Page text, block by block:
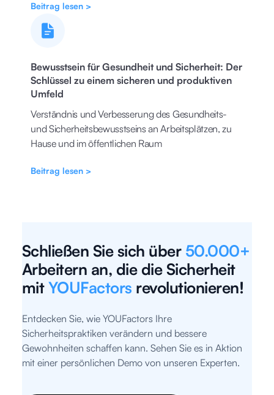
Beitrag lesen >
Bewusstsein für Gesundheit und Sicherheit: Der
Schlüssel zu einem sicheren und produktiven
Umfeld
Verständnis und Verbesserung des Gesundheits-
und Sicherheitsbewusstseins an Arbeitsplätzen, zu
Hause und im öffentlichen Raum
Beitrag lesen >
Schließen Sie sich über 50.000+
Arbeitern an, die die Sicherheit
mitYOUFactors revolutionieren!
Entdecken Sie, wie YOUFactors Ihre
Sicherheitspraktiken verändern und bessere
Gewohnheiten schaffen kann. Sehen Sie es in Aktion
mit einer persönlichen Demo von unseren Experten.